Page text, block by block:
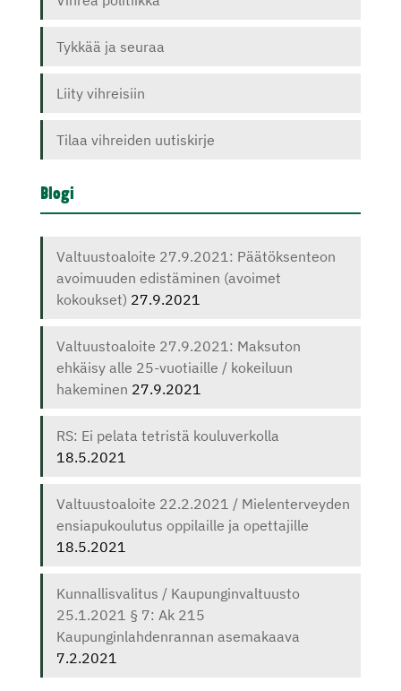
Tykkää ja seuraa
Liity vihreisiin
Tilaa vihreiden uutiskirje
Blogi
Valtuustoaloite 27.9.2021: Päätöksenteon
avoimuuden edistäminen (avoimet
kokoukset) 27.9.2021
Valtuustoaloite 27.9.2021: Maksuton
ehkäisy alle 25-vuotiaille / kokeiluun
hakeminen 27.9.2021
RS: Ei pelata tetristä kouluverkolla
18.5.2021
Valtuustoaloite 22.2.2021 / Mielenterveyden
ensiapukoulutus oppilaille ja opettajille
18.5.2021
Kunnallisvalitus / Kaupunginvaltuusto
25.1.2021 § 7: Ak 215
Kaupunginlahdenrannan asemakaava
7.2.2021